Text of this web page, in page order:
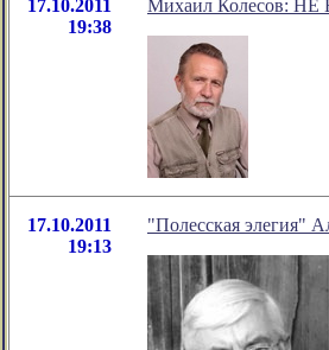
17.10.2011
19:38
Михаил Колесов:
17.10.2011
19:13
"Полесская элегия"